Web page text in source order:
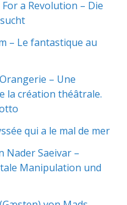
a Revolution – Die
– Le fantastique au
– Une
la création théâtrale.
qui a le mal de mer
Nader Saeivar​​ –
Manipulation und